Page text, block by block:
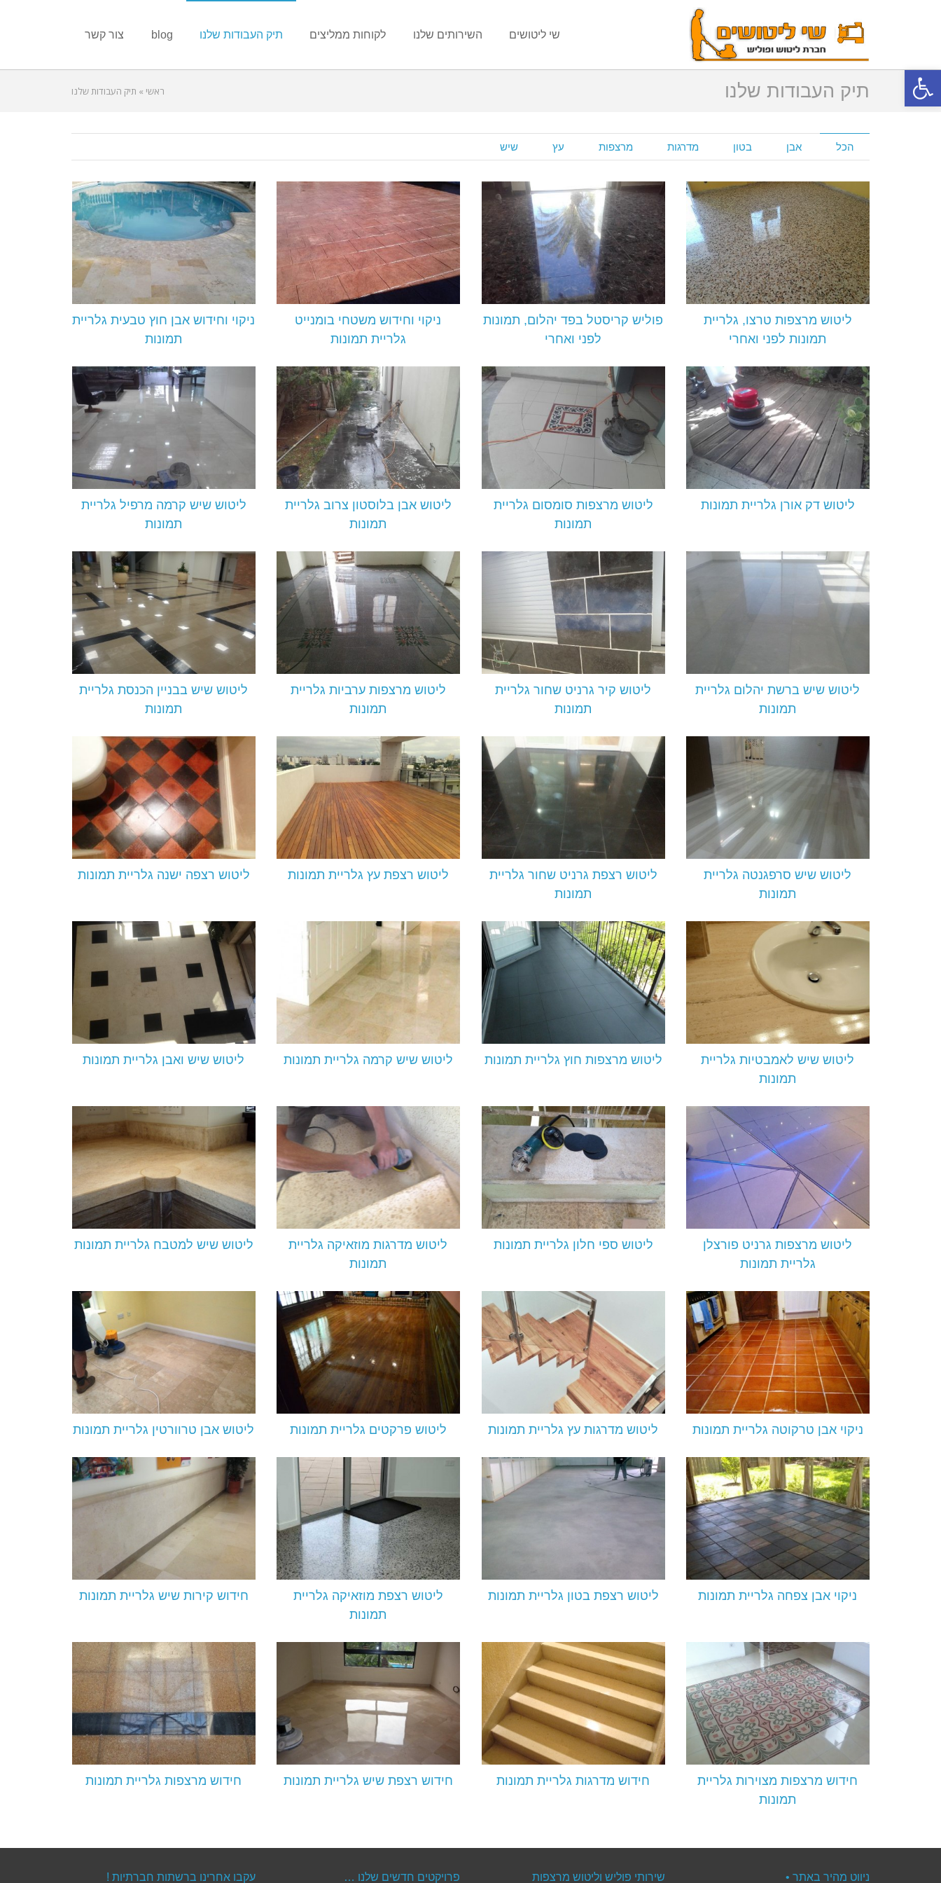
פתח סרגל נגישות
שי ליטושים השירותים שלנו לקוחות ממליצים תיק העבודות שלנו blog צור קשר
תיק העבודות שלנו ראשי » תיק העבודות שלנו
הכל אבן בטון מדרגות מרצפות עץ שיש
ליטוש מרצפות טרצו, גלריית
תמונות לפני ואחרי
פוליש קריסטל בפד יהלום, תמונות
לפני ואחרי
ניקוי וחידוש משטחי בומנייט
גלריית תמונות
ניקוי וחידוש אבן חוץ טבעית גלריית
תמונות
ליטוש דק אורן גלריית תמונות
ליטוש מרצפות סומסום גלריית
תמונות
ליטוש אבן בלוסטון צרוב גלריית
תמונות
ליטוש שיש קרמה מרפיל גלריית
תמונות
ליטוש שיש ברשת יהלום גלריית
תמונות
ליטוש קיר גרניט שחור גלריית
תמונות
ליטוש מרצפות ערביות גלריית
תמונות
ליטוש שיש בבניין הכנסת גלריית
תמונות
ליטוש שיש סרפגנטה גלריית
תמונות
ליטוש רצפת גרניט שחור גלריית
תמונות
ליטוש רצפת עץ גלריית תמונות ליטוש רצפה ישנה גלריית תמונות
ליטוש שיש לאמבטיות גלריית
תמונות
ליטוש מרצפות חוץ גלריית תמונות ליטוש שיש קרמה גלריית תמונות ליטוש שיש ואבן גלריית תמונות
ליטוש מרצפות גרניט פורצלן
גלריית תמונות
ליטוש ספי חלון גלריית תמונות
ליטוש מדרגות מוזאיקה גלריית
תמונות
ליטוש שיש למטבח גלריית תמונות
ניקוי אבן טרקוטה גלריית תמונות ליטוש מדרגות עץ גלריית תמונות ליטוש פרקטים גלריית תמונות ליטוש אבן טרוורטין גלריית תמונות
ניקוי אבן צפחה גלריית תמונות ליטוש רצפת בטון גלריית תמונות
ליטוש רצפת מוזאיקה גלריית
תמונות
חידוש קירות שיש גלריית תמונות
חידוש מרצפות מצוירות גלריית
תמונות
חידוש מדרגות גלריית תמונות חידוש רצפת שיש גלריית תמונות חידוש מרצפות גלריית תמונות
ניווט מהיר באתר • שירותי פוליש וליטוש מרצפות פרויקטים חדשים שלנו … עקבו אחרינו ברשתות חברתיות !